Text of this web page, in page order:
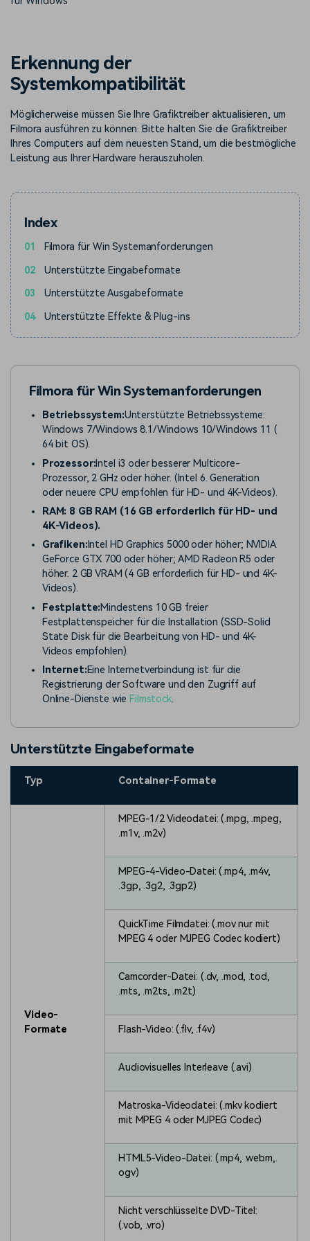
Kickstart Bootcamp
Lernen, ausdrücken und
Videobearbeitungs-
Fähigkeiten mit Filmora
DIY-Spezialeffekte
Erfahren Sie, wie Sie einen
können
Monetarisieren Sie
Blog
Unsere Mission, Geschichte
und Kunden
Nachrichten und
Bewertungen
Kunden-Geschichten
Erfahren Sie, wie unsere
Affiliate-Programm
Schalten Sie Partnerschaften
Suchen
Erkennung der
Systemkompatibilität
Möglicherweise müssen Sie Ihre Grafiktreiber aktualisieren, um
Filmora ausführen zu können. Bitte halten Sie die Grafiktreiber
Ihres Computers auf dem neuesten Stand, um die bestmögliche
Leistung aus Ihrer Hardware herauszuholen.
Index
01 Filmora für Win Systemanforderungen
02 Unterstützte Eingabeformate
03 Unterstützte Ausgabeformate
04 Unterstützte Effekte & Plug-ins
Filmora für Win Systemanforderungen
Betriebssystem:Unterstützte Betriebssysteme:
Windows 7/Windows 8.1/Windows 10/Windows 11 (
64 bit OS).
Prozessor:Intel i3 oder besserer Multicore-
Prozessor, 2 GHz oder höher. (Intel 6. Generation
oder neuere CPU empfohlen für HD- und 4K-Videos).
RAM: 8 GB RAM (16 GB erforderlich für HD- und
4K-Videos).
Grafiken:Intel HD Graphics 5000 oder höher; NVIDIA
GeForce GTX 700 oder höher; AMD Radeon R5 oder
höher. 2 GB VRAM (4 GB erforderlich für HD- und 4K-
Videos).
Festplatte:Mindestens 10 GB freier
Festplattenspeicher für die Installation (SSD-Solid
State Disk für die Bearbeitung von HD- und 4K-
Videos empfohlen).
Internet:Eine Internetverbindung ist für die
Registrierung der Software und den Zugriff auf
Online-Dienste wie Filmstock.
Unterstützte Eingabeformate
Typ Container-Formate
Video-
Formate
MPEG-1/2 Videodatei: (.mpg, .mpeg,
.m1v, .m2v)
MPEG-4-Video-Datei: (.mp4, .m4v,
.3gp, .3g2, .3gp2)
QuickTime Filmdatei: (.mov nur mit
MPEG 4 oder MJPEG Codec kodiert)
Camcorder-Datei: (.dv, .mod, .tod,
.mts, .m2ts, .m2t)
Flash-Video: (.flv, .f4v)
Audiovisuelles Interleave (.avi)
Matroska-Videodatei: (.mkv kodiert
mit MPEG 4 oder MJPEG Codec)
HTML5-Video-Datei: (.mp4, .webm,.
ogv)
Nicht verschlüsselte DVD-Titel:
(.vob, .vro)